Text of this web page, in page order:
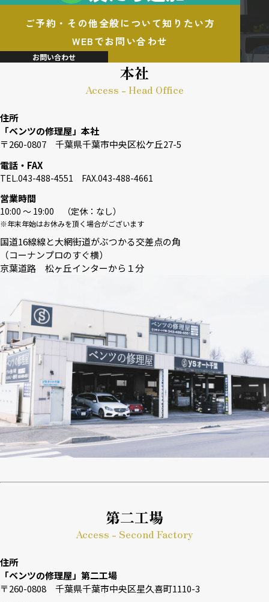
ご予約・その他全般について知りたい方
WEBでお問い合わせ
お問い合わせ
本社
Access - Head Office
住所
「ベンツの修理屋」本社
〒260-0807 千葉県千葉市中央区松ケ丘27-5
電話・FAX
TEL.043-488-4551 FAX.043-488-4661
営業時間
10:00 〜 19:00 （定休：なし）
※年末年始はお休みを頂く場合がございます
国道16線線と大網街道がぶつかる交差点の角
（コーナンプロのすぐ横）
京葉道路 松ヶ丘インターから１分
第二工場
Access - Second Factory
住所
「ベンツの修理屋」第二工場
〒260-0808 千葉県千葉市中央区星久喜町1110-3